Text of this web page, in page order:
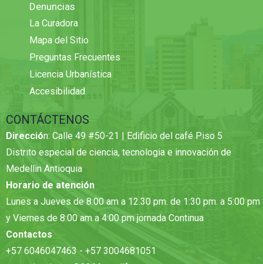
Denuncias
La Curadora
Mapa del Sitio
Preguntas Frecuentes
Licencia Urbanística
Accesibilidad
CONTÁCTENOS
Dirección: Calle 49 #50-21 | Edificio del café Piso 5
Distrito especial de ciencia, tecnologia e innovación de
Medellin Antioquia
Horario de atención
Lunes a Jueves de 8:00 am a 12.30 pm. de 1:30 pm. a 5:00 pm
y Viernes de 8:00 am a 4:00 pm jornada Continua
Contactos
+57 6046047463 - +57 3004681051